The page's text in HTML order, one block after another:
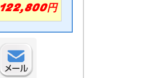
122,800円